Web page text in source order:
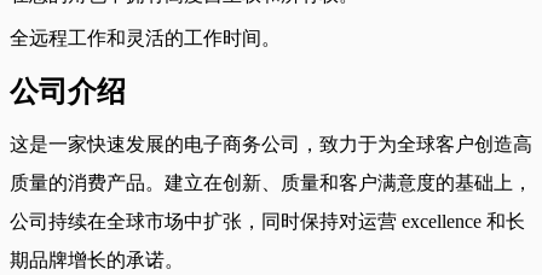
全远程工作和灵活的工作时间。
公司介绍
这是一家快速发展的电子商务公司，致力于为全球客户创造高
质量的消费产品。建立在创新、质量和客户满意度的基础上，
公司持续在全球市场中扩张，同时保持对运营 excellence 和长
期品牌增长的承诺。